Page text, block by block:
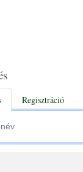
Regisztráció